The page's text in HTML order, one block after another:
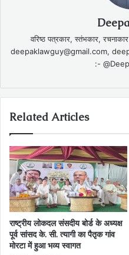
वरिष्ठ पत्रकार, स्तंभकार,
deepaklawguy@gmail.com,
:-
Related Articles
राष्ट्रीय लोकदल संसदीय बोर्ड के अध्यक्ष
पूर्व सांसद के. सी. त्यागी का पैतृक गांव
मोरटा में हुआ भव्य स्वागत